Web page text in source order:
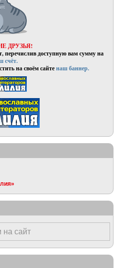
ДРУЗЬЯ!
доступную вам сумму на
счёт.
на своём сайтенаш баннер.
на сайт